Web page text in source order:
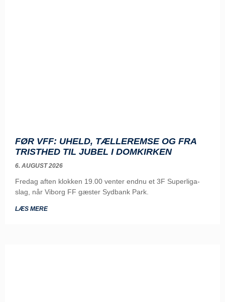
FØR VFF: UHELD, TÆLLEREMSE OG FRA
TRISTHED TIL JUBEL I DOMKIRKEN
6. AUGUST 2026
Fredag aften klokken 19.00 venter endnu et 3F Superliga-
slag, når Viborg FF gæster Sydbank Park.
LÆS MERE